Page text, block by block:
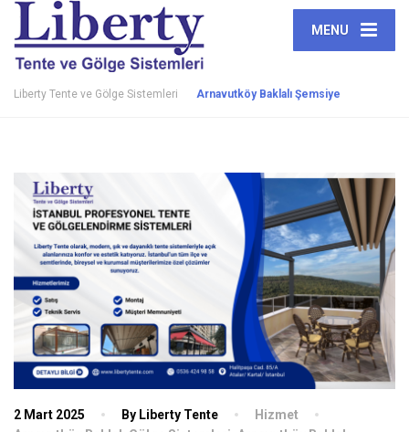
MENU
Liberty Tente ve Gölge Sistemleri Arnavutköy Baklalı Şemsiye
2 Mart 2025 By Liberty Tente
Hizmet